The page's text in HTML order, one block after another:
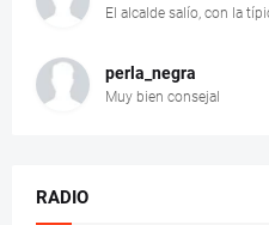
El alcalde salío, con la
perla_negra
Muy bien consejal
RADIO